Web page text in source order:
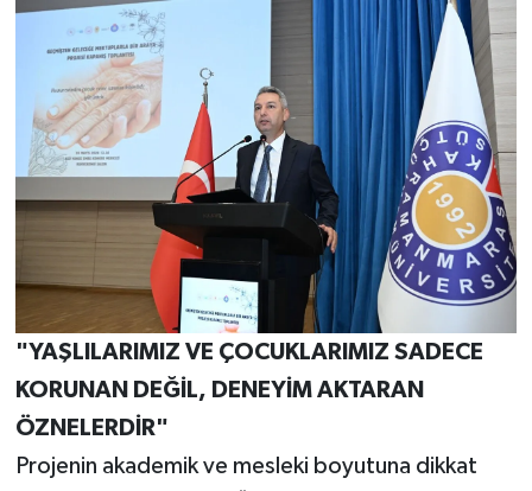
"YAŞLILARIMIZ VE ÇOCUKLARIMIZ SADECE
KORUNAN DEĞİL, DENEYİM AKTARAN
ÖZNELERDİR"
Projenin akademik ve mesleki boyutuna dikkat